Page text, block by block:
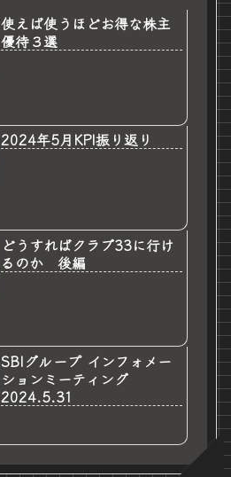
使えば使うほどお得な株主
優待３選
2024年5月KPI振り返り
どうすればクラブ33に行け
るのか 後編
SBIグループ インフォメー
ションミーティング
2024.5.31